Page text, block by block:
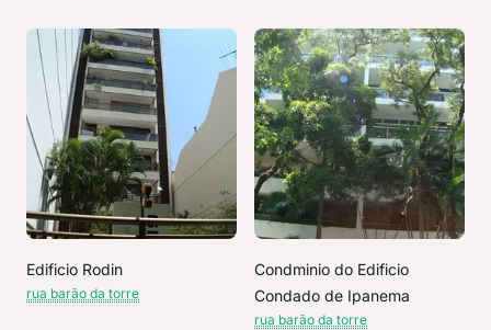
Edificio Rodin
rua barão da torre
Condminio do Edificio
Condado de Ipanema
rua barão da torre